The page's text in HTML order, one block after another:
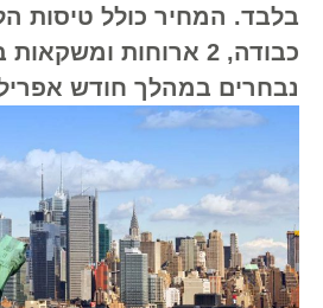
בלבד. המחיר כולל טיסות
כבודה, 2 ארוחות
נבחרים במהלך חודש